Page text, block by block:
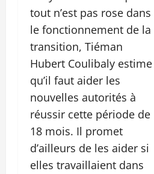
tout n’est pas rose dans
le fonctionnement de la
transition, Tiéman
Hubert Coulibaly estime
qu’il faut aider les
nouvelles autorités à
réussir cette période de
18 mois. Il promet
d’ailleurs de les aider si
elles travaillaient dans